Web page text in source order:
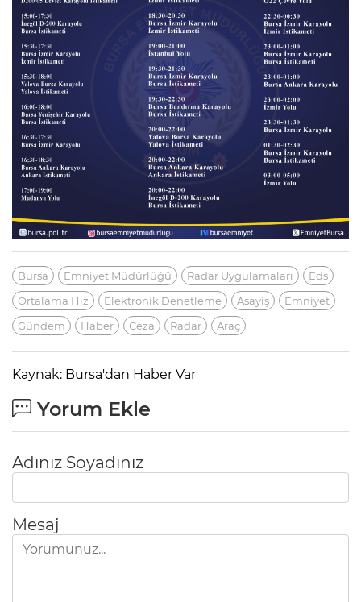
Bursa Emniyet Müdürlüğü Radar Uygulamaları
Eds
Ortalama Hız
Elektronik Denetleme Asayiş
Emniyet
Gündem
Haber Ceza Radar Araç
Kaynak: Bursa'dan Haber Var
Yorum Ekle
Adınız Soyadınız
Mesaj